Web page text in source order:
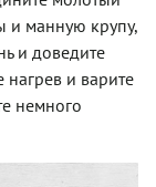
и манную крупу,
и доведите
и варите
немного